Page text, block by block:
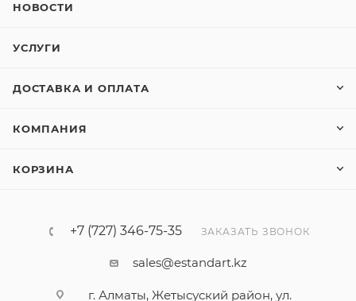
НОВОСТИ
УСЛУГИ
ДОСТАВКА И ОПЛАТА
КОМПАНИЯ
КОРЗИНА
+7 (727) 346-75-35 ЗАКАЗАТЬ ЗВОНОК
sales@estandart.kz
г. Алматы, Жетысуский район, ул.